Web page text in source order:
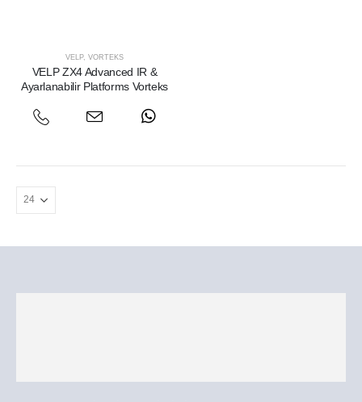
VELP, VORTEKS
VELP ZX4 Advanced IR &
Ayarlanabilir Platforms Vorteks